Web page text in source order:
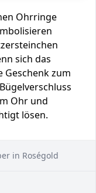
Ohrringe
sich das
Geschenk zum
Ohr und
lösen.
in Roségold